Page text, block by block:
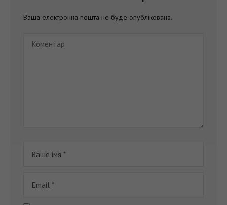
Ваша електронна пошта не буде опублікована.